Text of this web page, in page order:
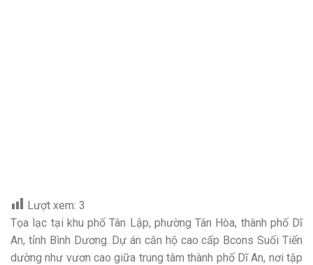
Lượt xem: 3
Tọa lạc tại khu phố Tân Lập, phường Tân Hòa, thành phố Dĩ
An, tỉnh Bình Dương. Dự án căn hộ cao cấp Bcons Suối Tiến
dường như vươn cao giữa trung tâm thành phố Dĩ An, nơi tập